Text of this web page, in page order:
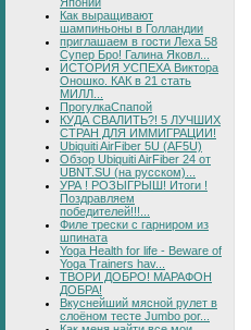
Как выращивают
шампиньоны в Голландии
приглашаем в гости Леха 58
Супер Бро! Галина Яковл...
ИСТОРИЯ УСПЕХА Виктора
Оношко. КАК в 21 стать
МИЛЛ...
ПрогулкаСпапой
КУДА СВАЛИТЬ?! 5 ЛУЧШИХ
СТРАН ДЛЯ ИММИГРАЦИИ!
Ubiquiti AirFiber 5U (AF5U)
Обзор Ubiquiti AirFiber 24 от
UBNT.SU (на русском)...
УРА ! РОЗЫГРЫШ! Итоги !
Поздравляем
победителей!!!...
Филе трески с гарниром из
шпината
Yoga Health for life - Beware of
Yoga Trainers hav...
ТВОРИ ДОБРО! МАРАФОН
ДОБРА!
Вкуснейший мясной рулет в
слоёном тесте Jumbo por...